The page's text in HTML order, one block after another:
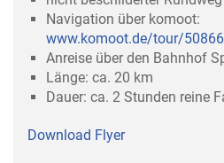
Navigation über komoot:
www.komoot.de/tour/
Anreise über den Bahnhof
Länge: ca. 20 km
Dauer: ca. 2 Stunden reine
Download Flyer